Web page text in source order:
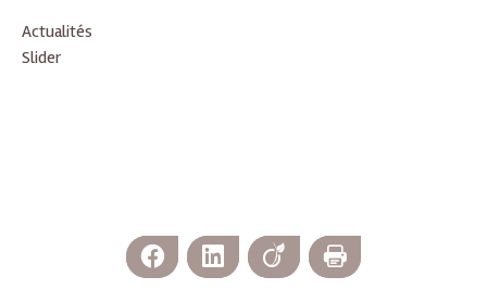
Actualités
Slider
Facebook LinkedIn Viadeo